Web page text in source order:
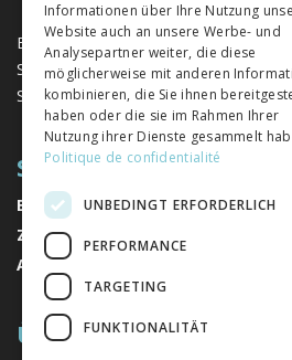
Eine einzigartige Plattform für Bücher
Schweizer Verlagen im Bereich der
Sozialwissenschaften herausgegeben
SITEMAP
BÜCHER
ZEITSCHRIFTEN
AUTOREN
ÜBER UNS
Informationen über Ihre Nutzung
Website auch an unsere Werbe- und
Analysepartner weiter, die diese
möglicherweise mit anderen
kombinieren, die Sie ihnen
haben oder die sie im Rahmen Ihrer
Nutzung ihrer Dienste gesammelt
Politique de confidentialité
UNBEDINGT ERFORDERLICH
PERFORMANCE
TARGETING
FUNKTIONALITÄT